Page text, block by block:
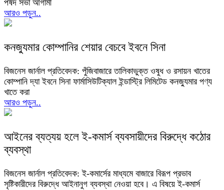
পর্ষদ সভা আগামী
আরও পড়ুন..
কনজ্যুমার কোম্পানির শেয়ার বেচবে ইবনে সিনা
বিজনেস জার্নাল প্রতিবেদক: পুঁজিবাজারে তালিকাভুক্ত ওষুধ ও রসায়ন খাতের
কোম্পানি দ্যা ইবনে সিনা ফার্মাসিউটিক্যাল ইন্ডাস্ট্রি লিমিটেড কনজ্যুমার পণ্য
খাতে করা
আরও পড়ুন..
আইনের ব্যত্যয় হলে ই-কমার্স ব্যবসায়ীদের বিরুদ্ধে কঠোর
ব্যবস্থা
বিজনেস জার্নাল প্রতিবেদক: ই-কমার্সের মাধ্যমে বাজারে বিরূপ প্রভাব
সৃষ্টিকারীদের বিরুদ্ধে আইনানুগ ব্যবস্থা নেওয়া হবে। এ বিষয়ে ই-কমার্স